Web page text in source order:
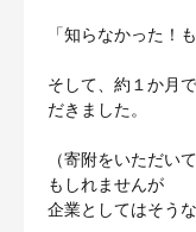
「知らなかった！
そして、約１か月
だきました。
（寄附をいただい
もしれませんが
企業としてはそう